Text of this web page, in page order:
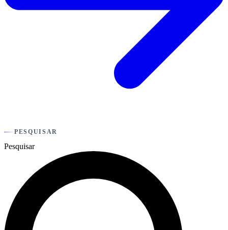
PESQUISAR
Pesquisar